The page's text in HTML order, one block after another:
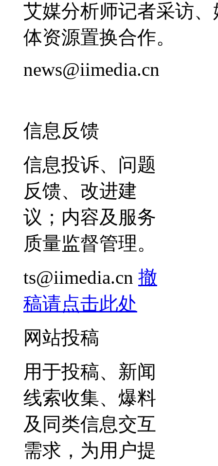
艾媒分析师记者采访
体资源置换合作。
news@iimedia.cn
信息反馈
信息投诉、问题
反馈、改进建
议；内容及服务
质量监督管理。
ts@iimedia.cn 撤
稿请点击此处
网站投稿
用于投稿、新闻
线索收集、爆料
及同类信息交互
需求，为用户提